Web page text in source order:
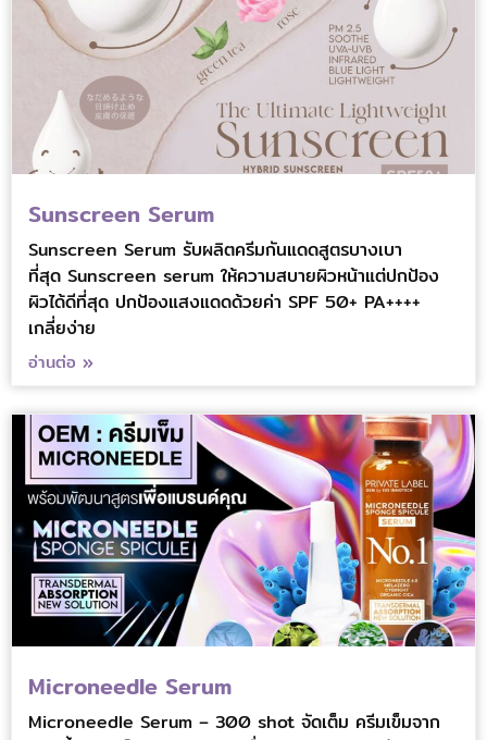
Sunscreen Serum
Sunscreen Serum รับผลิตครีมกันแดดสูตรบางเบา
ที่สุด Sunscreen serum ให้ความสบายผิวหน้าแต่ปกป้อง
ผิวได้ดีที่สุด ปกป้องแสงแดดด้วยค่า SPF 50+ PA++++
เกลี่ยง่าย
อ่านต่อ »
Microneedle Serum
Microneedle Serum – 300 shot จัดเต็ม ครีมเข็มจาก